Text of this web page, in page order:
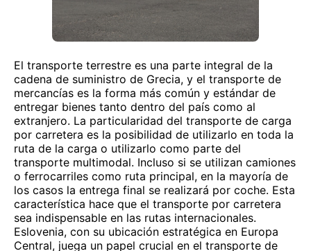
El transporte terrestre es una parte integral de la
cadena de suministro de Grecia, y el transporte de
mercancías es la forma más común y estándar de
entregar bienes tanto dentro del país como al
extranjero. La particularidad del transporte de carga
por carretera es la posibilidad de utilizarlo en toda la
ruta de la carga o utilizarlo como parte del
transporte multimodal. Incluso si se utilizan camiones
o ferrocarriles como ruta principal, en la mayoría de
los casos la entrega final se realizará por coche. Esta
característica hace que el transporte por carretera
sea indispensable en las rutas internacionales.
Eslovenia, con su ubicación estratégica en Europa
Central, juega un papel crucial en el transporte de